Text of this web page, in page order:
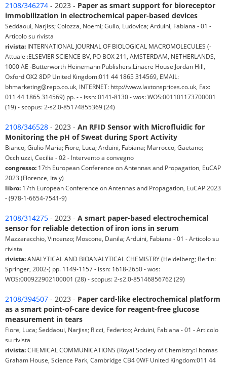
2108/346274 - 2023 - Paper as smart support for bioreceptor
immobilization in electrochemical paper-based devices
Seddaoui, Narjiss; Colozza, Noemi; Gullo, Ludovica; Arduini, Fabiana - 01 -
Articolo su rivista
rivista: INTERNATIONAL JOURNAL OF BIOLOGICAL MACROMOLECULES (-
Attuale :ELSEVIER SCIENCE BV, PO BOX 211, AMSTERDAM, NETHERLANDS,
1000 AE -Butterworth Heinemann Publishers:Linacre House Jordan Hill,
Oxford OX2 8DP United Kingdom:011 44 1865 314569, EMAIL:
bhmarketing@repp.co.uk, INTERNET: http://www.laxtonsprices.co.uk, Fax:
011 44 1865 314569) pp. - - issn: 0141-8130 - wos: WOS:001101173700001
(19) - scopus: 2-s2.0-85174855369 (24)
2108/346528 - 2023 - An RFID Sensor with Microfluidic for
Monitoring the pH of Sweat during Sport Activity
Bianco, Giulio Maria; Fiore, Luca; Arduini, Fabiana; Marrocco, Gaetano;
Occhiuzzi, Cecilia - 02 - Intervento a convegno
congresso: 17th European Conference on Antennas and Propagation, EuCAP
2023 (Florence, Italy)
libro: 17th European Conference on Antennas and Propagation, EuCAP 2023
- (978-1-6654-7541-9)
2108/314275 - 2023 - A smart paper-based electrochemical
sensor for reliable detection of iron ions in serum
Mazzaracchio, Vincenzo; Moscone, Danila; Arduini, Fabiana - 01 - Articolo su
rivista
rivista:ANALYTICAL AND BIOANALYTICAL CHEMISTRY (Heidelberg; Berlin:
Springer, 2002-) pp. 1149-1157 - issn: 1618-2650 - wos:
WOS:000922902100001 (28) - scopus: 2-s2.0-85146856762 (29)
2108/394507 - 2023 - Paper card-like electrochemical platform
as a smart point-of-care device for reagent-free glucose
measurement in tears
Fiore, Luca; Seddaoui, Narjiss; Ricci, Federico; Arduini, Fabiana - 01 - Articolo
su rivista
rivista:CHEMICAL COMMUNICATIONS (Royal Society of Chemistry:Thomas
Graham House, Science Park, Cambridge CB4 0WF United Kingdom:011 44